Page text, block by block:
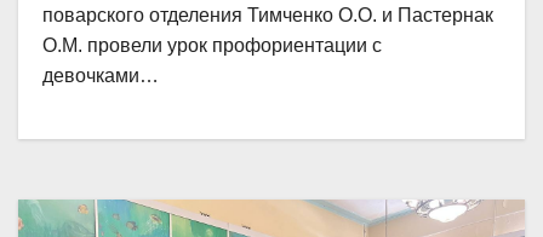
поварского отделения Тимченко О.О. и Пастернак
О.М. провели урок профориентации с
девочками…